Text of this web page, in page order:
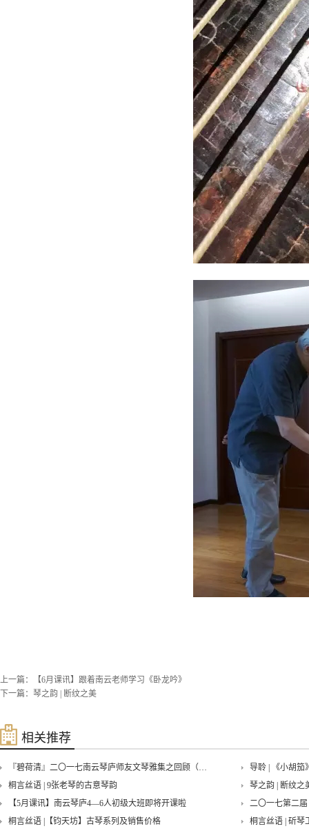
上一篇：
【6月课讯】跟着南云老师学习《卧龙吟》
下一篇： 琴之韵 | 断纹之美
相关推荐
『碧荷清』二〇一七南云琴庐师友文琴雅集之回顾（一）
导聆 | 《小胡
桐言丝语 | 9张老琴的古意琴韵
琴之韵 | 断纹之
【5月课讯】南云琴庐4—6人初级大班即将开课啦
二〇一七第二
桐言丝语 |【钧天坊】古琴系列及销售价格
桐言丝语 | 斫琴